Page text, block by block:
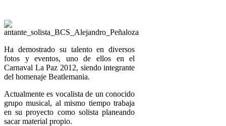
Ha demostrado su talento en diversos
fotos y eventos, uno de ellos en el
Carnaval La Paz 2012, siendo integrante
del homenaje Beatlemania.
Actualmente es vocalista de un conocido
grupo musical, al mismo tiempo trabaja
en su proyecto como solista planeando
sacar material propio.